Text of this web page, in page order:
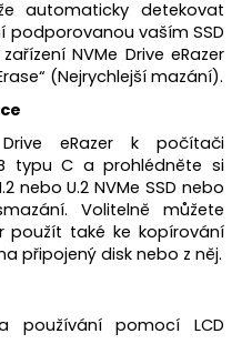
automaticky detekovat
podporovanou vaším SSD
NVMe Drive eRazer
(Nejrychlejší mazání).
eRazer k počítači
typu C a prohlédněte si
nebo U.2 NVMe SSD nebo
Volitelně můžete
použít také ke kopírování
připojený disk nebo z něj.
používání pomocí LCD